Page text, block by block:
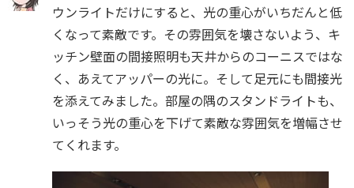
ウンライトだけにすると、光の重心がいちだんと低
くなって素敵です。その雰囲気を壊さないよう、キ
ッチン壁面の間接照明も天井からのコーニスではな
く、あえてアッパーの光に。そして足元にも間接光
を添えてみました。部屋の隅のスタンドライトも、
いっそう光の重心を下げて素敵な雰囲気を増幅させ
てくれます。